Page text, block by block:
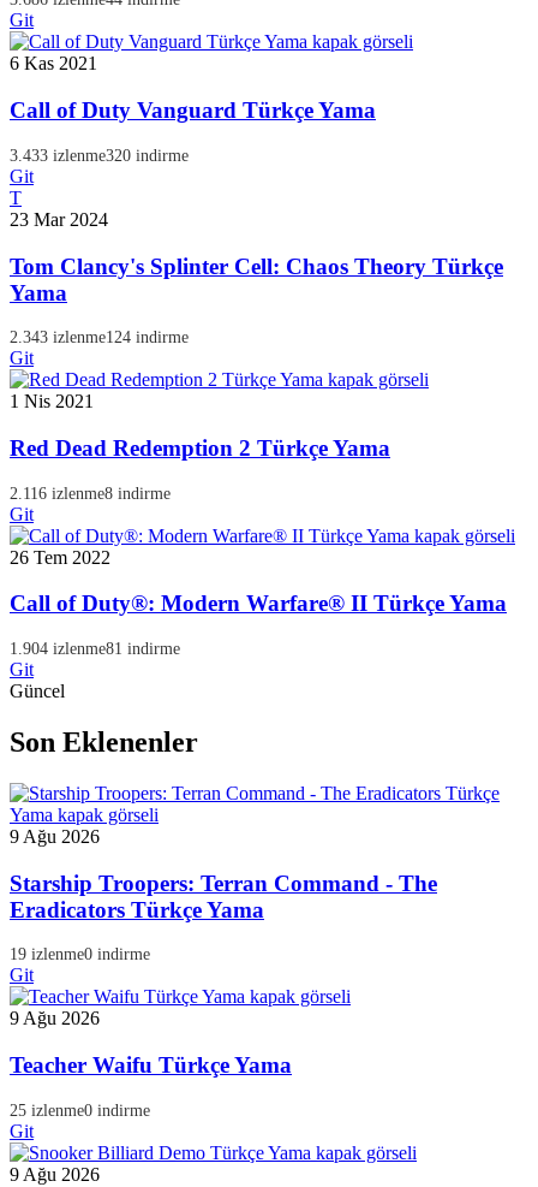
Git
6 Kas 2021
Call of Duty Vanguard Türkçe Yama
3.433 izlenme320 indirme
Git
T
23 Mar 2024
Tom Clancy's Splinter Cell: Chaos Theory Türkçe
Yama
2.343 izlenme124 indirme
Git
1 Nis 2021
Red Dead Redemption 2 Türkçe Yama
2.116 izlenme8 indirme
Git
26 Tem 2022
Call of Duty®: Modern Warfare® II Türkçe Yama
1.904 izlenme81 indirme
Git
Güncel
Son Eklenenler
9 Ağu 2026
Starship Troopers: Terran Command - The
Eradicators Türkçe Yama
19 izlenme0 indirme
Git
9 Ağu 2026
Teacher Waifu Türkçe Yama
25 izlenme0 indirme
Git
9 Ağu 2026